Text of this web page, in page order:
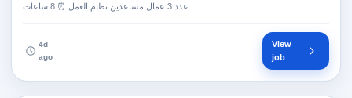
4d
ago
View
job